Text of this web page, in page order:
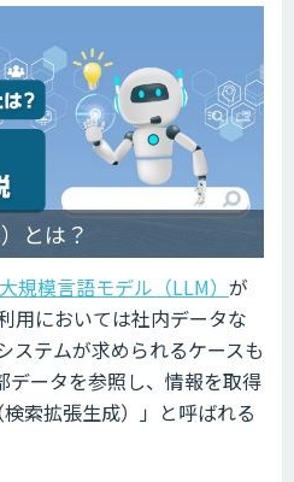
とは？
大規模言語モデル（LLM） が
用においては社内データな
ステムが求められるケースも
データを参照し、情報を取得
索拡張生成）」と呼ばれる